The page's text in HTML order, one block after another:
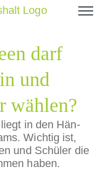
darf
und
wählen?
in den Hän­
Wichtig ist,
und Schüler die
haben.